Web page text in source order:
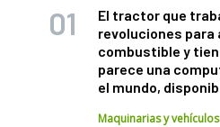
El tractor que
revoluciones para
combustible y
parece una
el mundo,
Maquinarias y vehículos